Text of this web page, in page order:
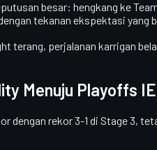
besar: hengkang ke
tekanan ekspektasi yang
terang, perjalanan karrigan
Menuju Playoffs
dengan rekor3-1 di Stage 3,